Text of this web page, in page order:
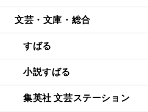
文芸・文庫・総合
すばる
小説すばる
集英社 文芸ステーション